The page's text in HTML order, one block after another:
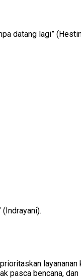
datang lagi”
layananan
pasca bencana,